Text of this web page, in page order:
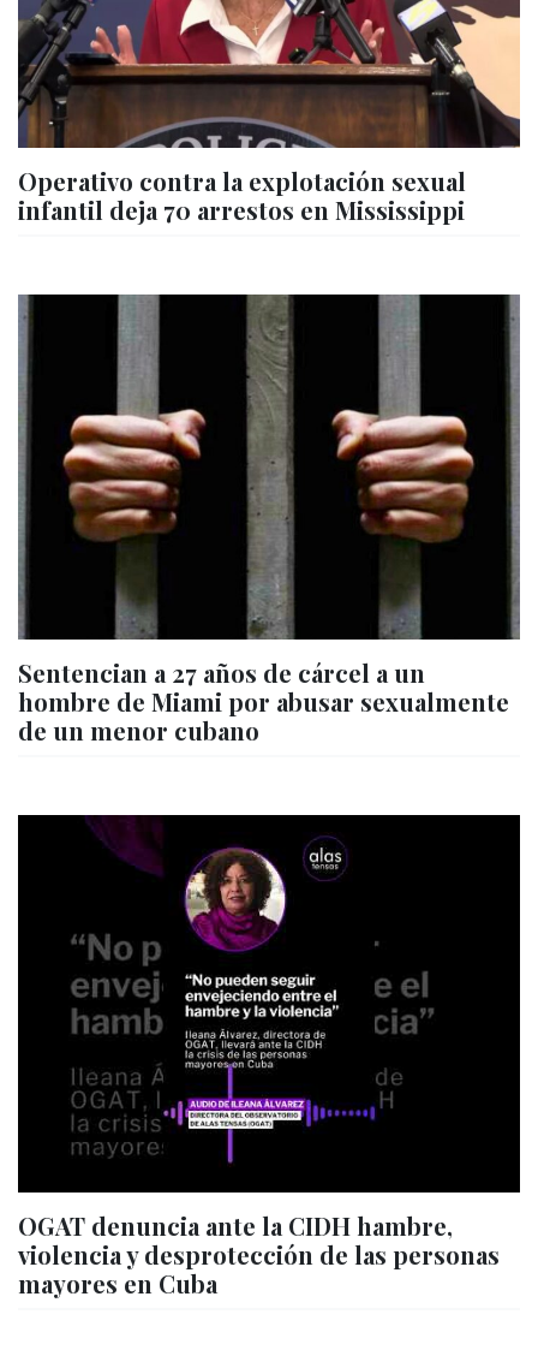
Operativo contra la explotación sexual
infantil deja 70 arrestos en Mississippi
Sentencian a 27 años de cárcel a un
hombre de Miami por abusar sexualmente
de un menor cubano
OGAT denuncia ante la CIDH hambre,
violencia y desprotección de las personas
mayores en Cuba